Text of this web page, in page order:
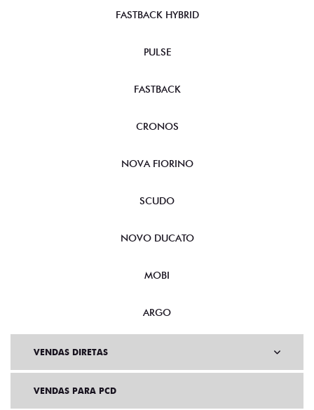
FASTBACK HYBRID
PULSE
FASTBACK
CRONOS
NOVA FIORINO
SCUDO
NOVO DUCATO
MOBI
ARGO
VENDAS DIRETAS
VENDAS PARA PCD